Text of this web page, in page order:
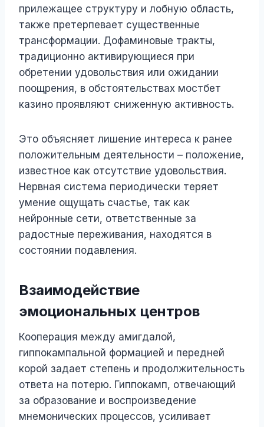
прилежащее структуру и лобную область,
также претерпевает существенные
трансформации. Дофаминовые тракты,
традиционно активирующиеся при
обретении удовольствия или ожидании
поощрения, в обстоятельствах мостбет
казино проявляют сниженную активность.
Это объясняет лишение интереса к ранее
положительным деятельности – положение,
известное как отсутствие удовольствия.
Нервная система периодически теряет
умение ощущать счастье, так как
нейронные сети, ответственные за
радостные переживания, находятся в
состоянии подавления.
Взаимодействие
эмоциональных центров
Кооперация между амигдалой,
гиппокампальной формацией и передней
корой задает степень и продолжительность
ответа на потерю. Гиппокамп, отвечающий
за образование и воспроизведение
мнемонических процессов, усиливает